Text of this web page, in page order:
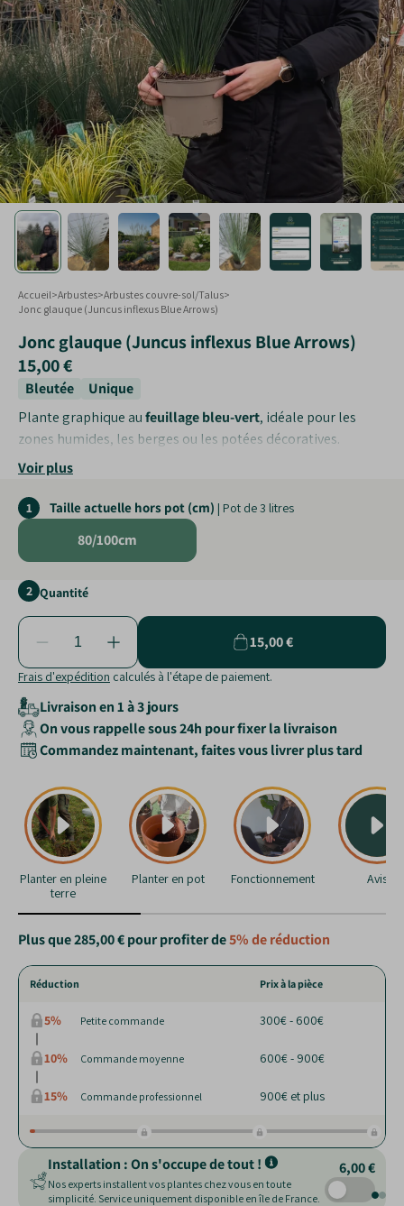
Touffe
Formes spéciales
Plantes taillées
Arbustes en jardinières
Accueil>Arbustes>Arbustes couvre-sol/Talus>
Jonc glauque (Juncus inflexus Blue Arrows)
Jonc glauque (Juncus inflexus Blue Arrows)
15,00 €
Bleutée
Unique
Plante graphique aufeuillage bleu-vert, idéale pour les
zones humides, les berges ou les potées décoratives.
Tolère très bien les
bleutées.
Nécessitepeu d’entretien et résiste bien aux maladies.
Voir plus
1 Taille actuelle hors pot (cm) | Pot de 3 litres
80/100cm
2 Quantité
15,00 €
Frais d'expédition calculés à l'étape de paiement.
Livraison en 1 à 3 jours
On vous rappelle sous 24h pour fixer la livraison
Commandez maintenant, faites vous livrer plus tard
Planter en pleine
terre
Planter en pot Fonctionnement Avis
Plus que285,00 €pour profiter de5%de réduction
Réduction Prix à la pièce
5% Petite commande 300€ - 600€
10% Commande moyenne 600€ - 900€
15% Commande professionnel 900€ et plus
Installation : On s'occupe de tout !
Nos experts installent vos plantes chez vous en toute
simplicité. Service uniquement disponible en île de France.
6,00 €